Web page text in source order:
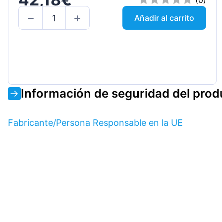
Añadir al carrito
Información de seguridad del
Fabricante/Persona Responsable en la UE